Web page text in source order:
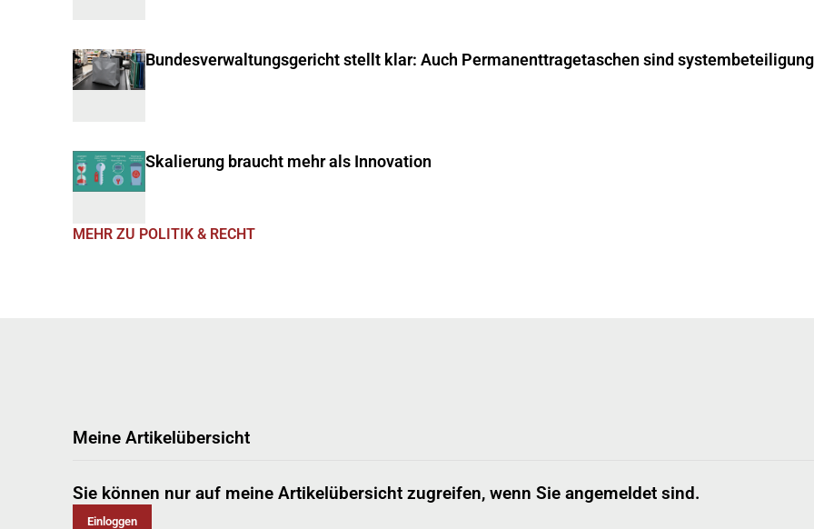
Bundesverwaltungsgericht stellt klar: Auch Permanenttragetaschen sind
Skalierung braucht mehr als Innovation
MEHR ZU POLITIK & RECHT
Meine Artikelübersicht
Sie können nur auf meine Artikelübersicht zugreifen, wenn Sie angemeldet sind.
Einloggen